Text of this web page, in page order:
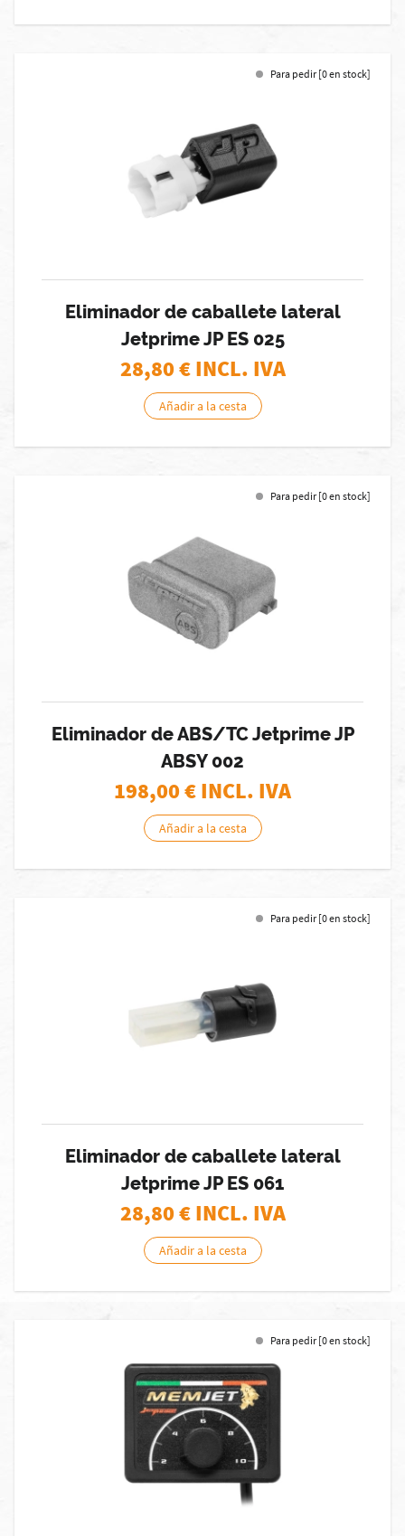
Para pedir [0 en stock]
Eliminador de caballete lateral
Jetprime JP ES 025
28,80€ INCL. IVA
Añadir a la cesta
Para pedir [0 en stock]
Eliminador de ABS/TC Jetprime JP
ABSY 002
198,00€ INCL. IVA
Añadir a la cesta
Para pedir [0 en stock]
Eliminador de caballete lateral
Jetprime JP ES 061
28,80€ INCL. IVA
Añadir a la cesta
Para pedir [0 en stock]